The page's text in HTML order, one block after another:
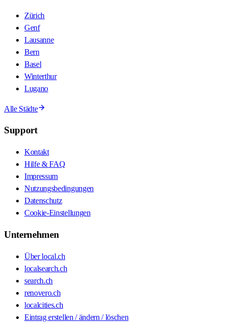
Zürich
Genf
Lausanne
Bern
Basel
Winterthur
Lugano
Alle Städte
Support
Kontakt
Hilfe & FAQ
Impressum
Nutzungsbedingungen
Datenschutz
Cookie-Einstellungen
Unternehmen
Über local.ch
localsearch.ch
search.ch
renovero.ch
localcities.ch
Eintrag erstellen / ändern / löschen